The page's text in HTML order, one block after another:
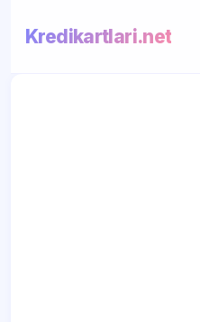
Kredikartlari.net